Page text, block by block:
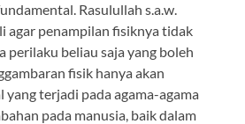
Rasulullah s.a.w.
agar penampilan fisiknya tidak
perilaku beliau saja yang boleh
fisik hanya akan
terjadi pada agama-agama
pada manusia, baik dalam